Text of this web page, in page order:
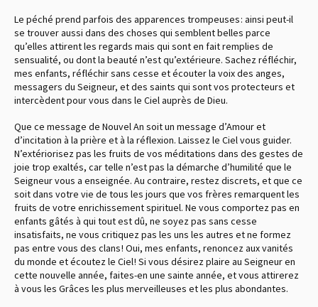
Le péché prend parfois des apparences trompeuses : ainsi peut-il
se trouver aussi dans des choses qui semblent belles parce
qu’elles attirent les regards mais qui sont en fait remplies de
sensualité, ou dont la beauté n’est qu’extérieure. Sachez réfléchir,
mes enfants, réfléchir sans cesse et écouter la voix des anges,
messagers du Seigneur, et des saints qui sont vos protecteurs et
intercèdent pour vous dans le Ciel auprès de Dieu.
Que ce message de Nouvel An soit un message d’Amour et
d’incitation à la prière et à la réflexion. Laissez le Ciel vous guider.
N’extériorisez pas les fruits de vos méditations dans des gestes de
joie trop exaltés, car telle n’est pas la démarche d’humilité que le
Seigneur vous a enseignée. Au contraire, restez discrets, et que ce
soit dans votre vie de tous les jours que vos frères remarquent les
fruits de votre enrichissement spirituel. Ne vous comportez pas en
enfants gâtés à qui tout est dû, ne soyez pas sans cesse
insatisfaits, ne vous critiquez pas les uns les autres et ne formez
pas entre vous des clans ! Oui, mes enfants, renoncez aux vanités
du monde et écoutez le Ciel ! Si vous désirez plaire au Seigneur en
cette nouvelle année, faites-en une sainte année, et vous attirerez
à vous les Grâces les plus merveilleuses et les plus abondantes.